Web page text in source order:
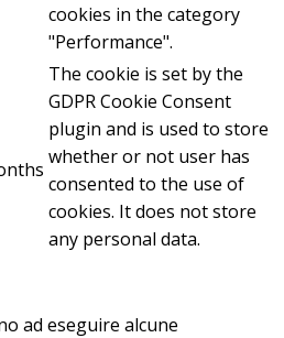
cookies in the category
"Performance".
The cookie is set by the
GDPR Cookie Consent
plugin and is used to store
whether or not user has
consented to the use of
cookies. It does not store
any personal data.
ad eseguire alcune